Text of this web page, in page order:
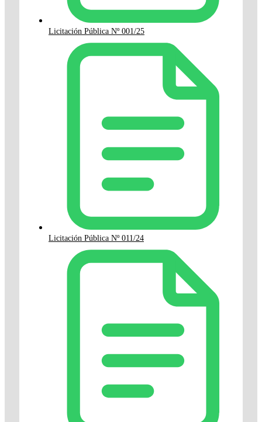
Licitación Pública Nº 001/25
Licitación Pública Nº 011/24